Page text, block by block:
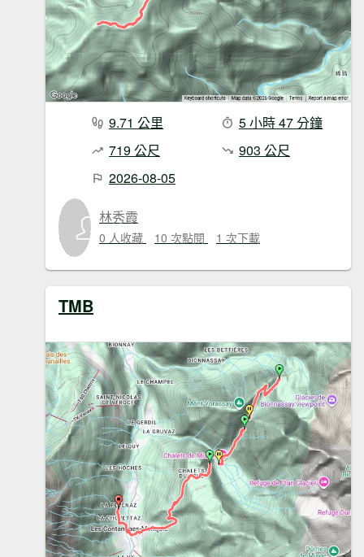
9.71 公里
5 小時 47 分鐘
719 公尺
903 公尺
2026-08-05
林秀霞
0 人收藏 10 次點閱 1 次下載
TMB